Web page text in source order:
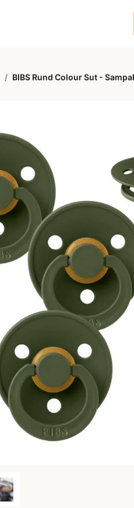
/ BIBS Rund Colour Sut -